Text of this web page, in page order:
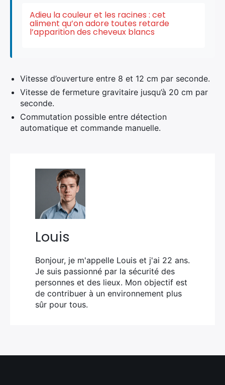
Adieu la couleur et les racines : cet
aliment qu’on adore toutes retarde
l’apparition des cheveux blancs
Vitesse d’ouverture entre 8 et 12 cm par seconde.
Vitesse de fermeture gravitaire jusqu’à 20 cm par
seconde.
Commutation possible entre détection
automatique et commande manuelle.
Louis
Bonjour, je m'appelle Louis et j'ai 22 ans.
Je suis passionné par la sécurité des
personnes et des lieux. Mon objectif est
de contribuer à un environnement plus
sûr pour tous.